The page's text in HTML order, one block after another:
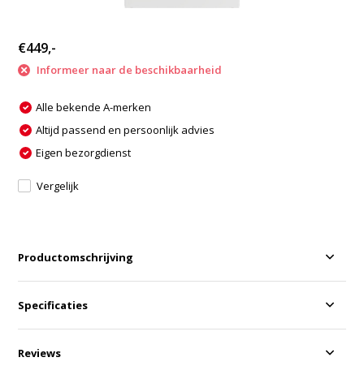
€449,-
Informeer naar de beschikbaarheid
Alle bekende A-merken
Altijd passend en persoonlijk advies
Eigen bezorgdienst
Vergelijk
Productomschrijving
Specificaties
Reviews